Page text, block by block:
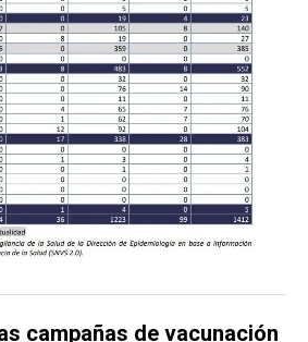
campañas de vacunación